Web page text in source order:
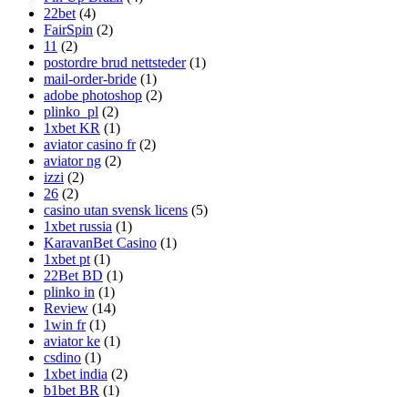
22bet (4)
FairSpin (2)
11 (2)
postordre brud nettsteder(1)
mail-order-bride (1)
adobe photoshop (2)
plinko_pl (2)
1xbet KR (1)
aviator casino fr(2)
aviator ng (2)
izzi (2)
26 (2)
casino utan svensk licens (5)
1xbet russia (1)
KaravanBet Casino (1)
1xbet pt (1)
22Bet BD (1)
plinko in (1)
Review (14)
1win fr(1)
aviator ke (1)
csdino (1)
1xbet india (2)
b1bet BR (1)